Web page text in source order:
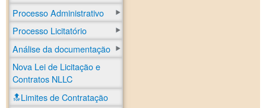
Processo Administrativo
Processo Licitatório
Análise da documentação
Nova Lei de Licitação e
Contratos NLLC
🔝Limites de Contratação